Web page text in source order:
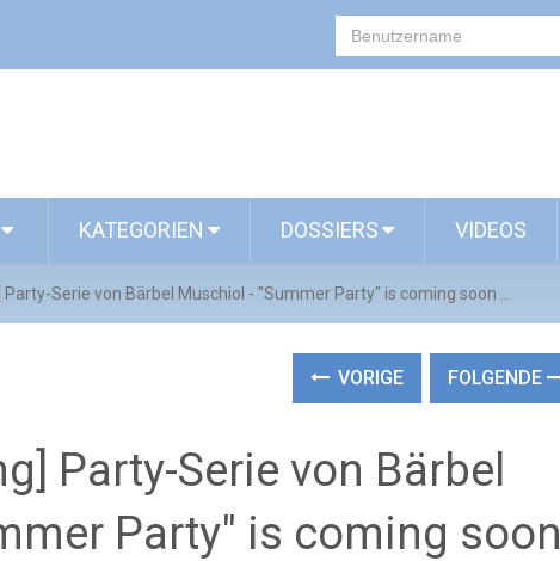
KATEGORIEN DOSSIERS VIDEOS
Party-Serie von Bärbel Muschiol - "Summer Party" is coming soon ...
VORIGE FOLGENDE
Party-Serie von Bärbel
Party" is coming soon